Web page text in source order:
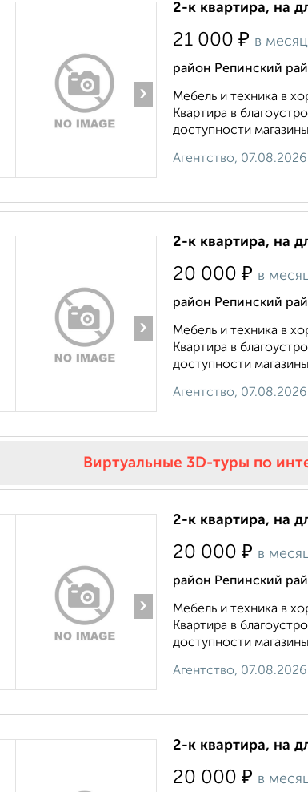
›
2-к квартира, на
21 000 ₽ в месяц
район Репинский
Мебель и техника в
Квартира в
доступности
Агентство, 07.08.2026
›
2-к квартира, на
20 000 ₽ в
район Репинский
Мебель и техника в
Квартира в
доступности
Агентство, 07.08.2026
Виртуальные 3D-туры по
›
2-к квартира, на
20 000 ₽ в
район Репинский
Мебель и техника в
Квартира в
доступности
Агентство, 07.08.2026
2-к квартира, на
20 000 ₽ в